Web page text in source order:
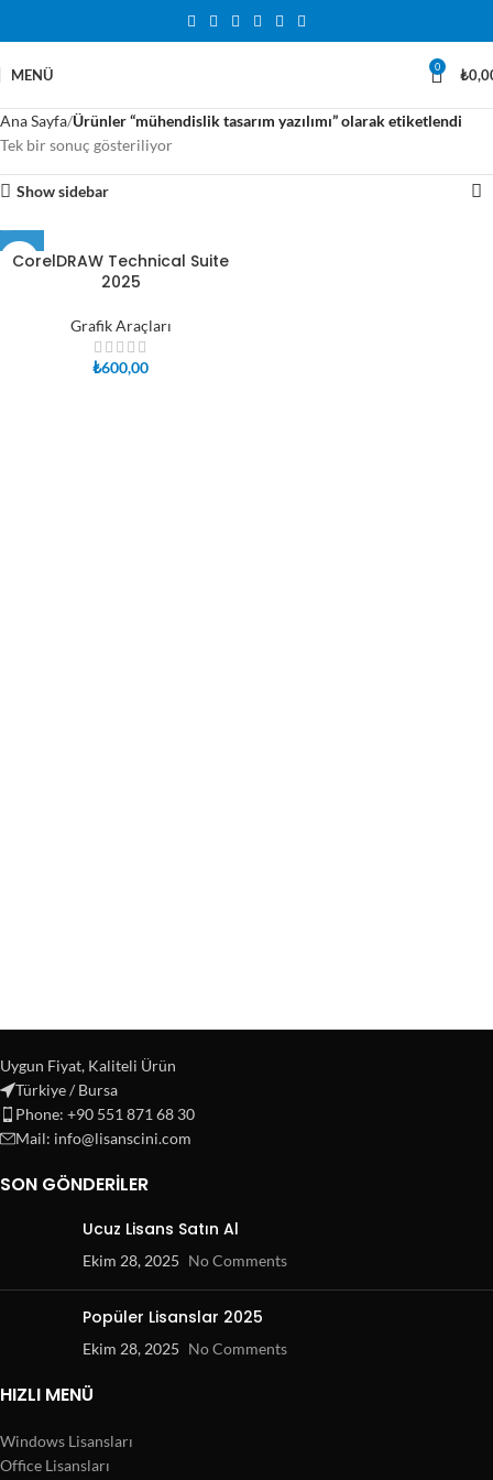
MENÜ 0 ₺
Ana Sayfa Ürünler “mühendislik tasarım yazılımı” olarak etiketlendi
Tek bir sonuç gösteriliyor
Show sidebar
CorelDRAW Technical Suite
2025
Grafik Araçları
₺600,00
Uygun Fiyat, Kaliteli Ürün
Türkiye / Bursa
Phone: +90 551 871 68 30
Mail: info@lisanscini.com
SON GÖNDERILER
Ucuz Lisans Satın Al
Ekim 28, 2025 No Comments
Popüler Lisanslar 2025
Ekim 28, 2025 No Comments
HIZLI MENÜ
Windows Lisansları
Office Lisansları